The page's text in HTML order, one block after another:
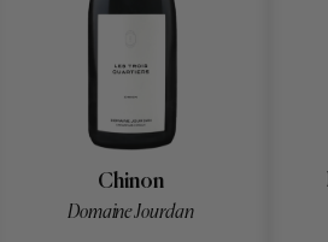
Chinon
Domaine Jourdan